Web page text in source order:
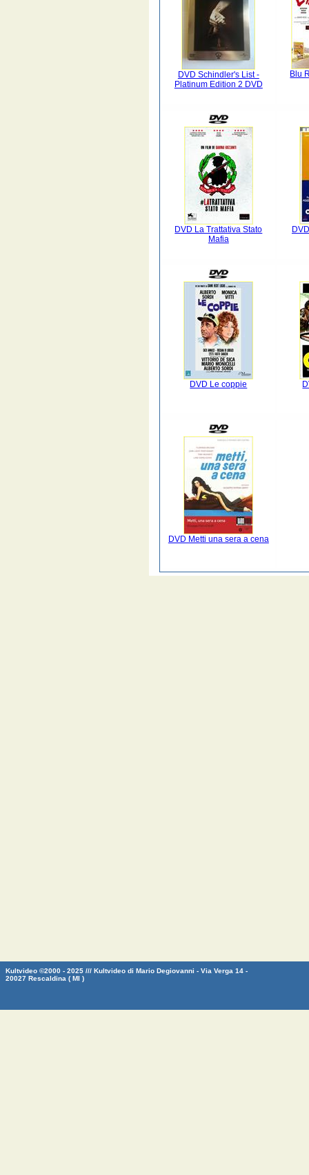
DVD Schindler's List -
Platinum Edition 2 DVD
Blu
DVD La Trattativa Stato
Mafia
DVD Le coppie
DVD Metti una sera a cena
Kultvideo ©2000 - 2025 /// Kultvideo di Mario Degiovanni - Via Verga 14 -
20027 Rescaldina ( MI )